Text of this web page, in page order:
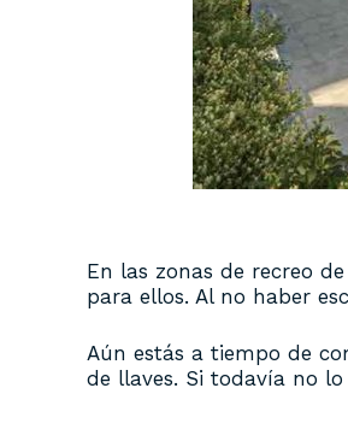
En las zonas de recreo
para ellos. Al no haber
Aún estás a tiempo de
de llaves. Si todavía no